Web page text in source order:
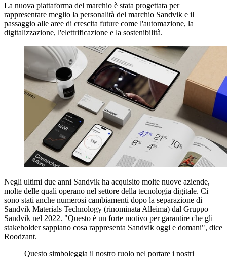
La nuova piattaforma del marchio è stata progettata per
rappresentare meglio la personalità del marchio Sandvik e il
passaggio alle aree di crescita future come l'automazione, la
digitalizzazione, l'elettrificazione e la sostenibilità.
Negli ultimi due anni Sandvik ha acquisito molte nuove aziende,
molte delle quali operano nel settore della tecnologia digitale. Ci
sono stati anche numerosi cambiamenti dopo la separazione di
Sandvik Materials Technology (rinominata Alleima) dal Gruppo
Sandvik nel 2022. "Questo è un forte motivo per garantire che gli
stakeholder sappiano cosa rappresenta Sandvik oggi e domani", dice
Roodzant.
Questo simboleggia il nostro ruolo nel portare i nostri